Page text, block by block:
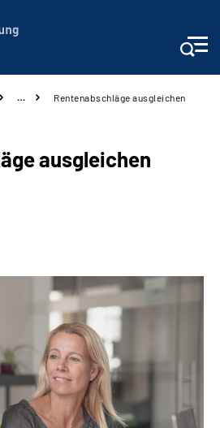
(DGS)
… Rentenabschläge ausgleichen
ausgleichen